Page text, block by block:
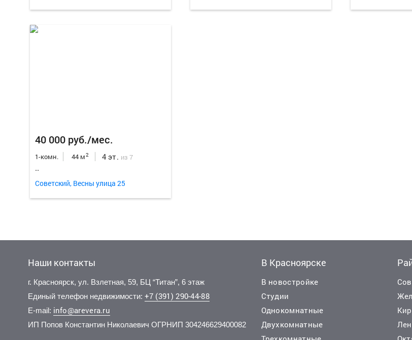
40 000 руб./мес.
1-комн. 44 м2 4 эт. из 7
..
Советский, Весны улица 25
35 000 руб./мес. 70 000 руб./мес. 55 000
Наши контакты
г. Красноярск, ул. Взлетная, 59, БЦ “Титан”, 6 этаж
Единый телефон недвижимости: +7 (391) 290-44-88
E-mail: info@arevera.ru
ИП Попов Константин Николаевич ОГРНИП 304246629400082
В Красноярске
В новостройке
Студии
Однокомнатные
Двухкомнатные